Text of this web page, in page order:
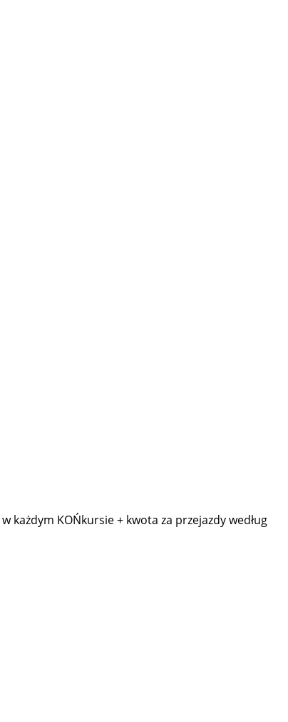
każdym KOŃkursie + kwota za przejazdy według